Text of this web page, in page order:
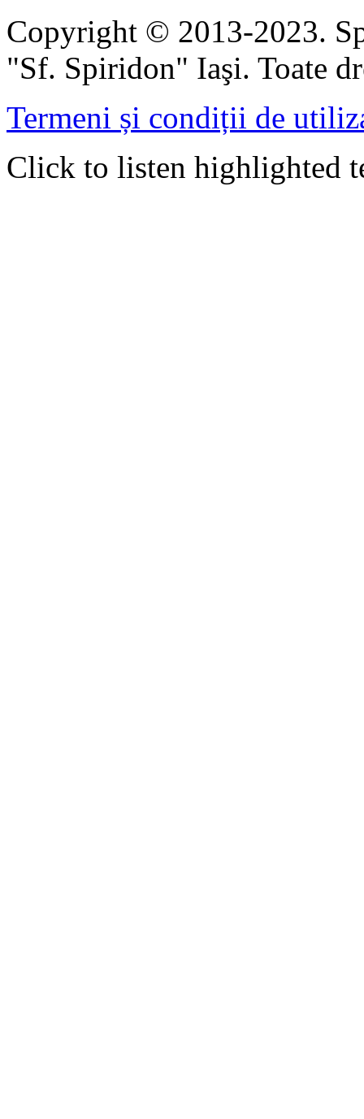
Copyright © 2013-2023.
"Sf. Spiridon" Iaşi. Toate
Termeni și condiții de
Click to listen highlighted